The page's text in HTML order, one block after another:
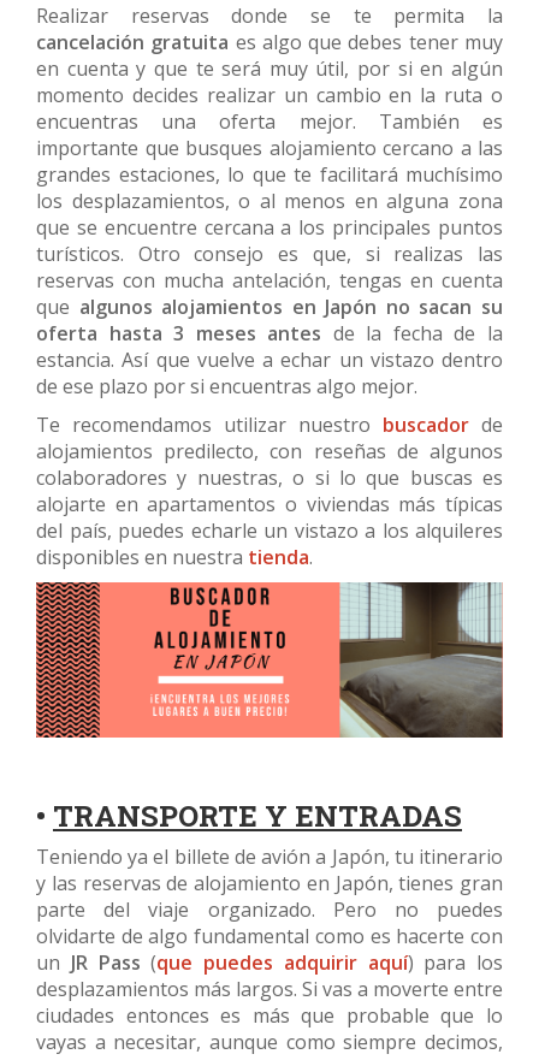
Realizar reservas donde se te permita la
cancelación gratuita es algo que debes tener muy
en cuenta y que te será muy útil, por si en algún
momento decides realizar un cambio en la ruta o
encuentras una oferta mejor. También es
importante que busques alojamiento cercano a las
grandes estaciones, lo que te facilitará muchísimo
los desplazamientos, o al menos en alguna zona
que se encuentre cercana a los principales puntos
turísticos. Otro consejo es que, si realizas las
reservas con mucha antelación, tengas en cuenta
que algunos alojamientos en Japón no sacan su
oferta hasta 3 meses antes de la fecha de la
estancia. Así que vuelve a echar un vistazo dentro
de ese plazo por si encuentras algo mejor.
Te recomendamos utilizar nuestro buscador de
alojamientos predilecto, con reseñas de algunos
colaboradores y nuestras, o si lo que buscas es
alojarte en apartamentos o viviendas más típicas
del país, puedes echarle un vistazo a los alquileres
disponibles en nuestra tienda.
• TRANSPORTE Y ENTRADAS
Teniendo ya el billete de avión a Japón, tu itinerario
y las reservas de alojamiento en Japón, tienes gran
parte del viaje organizado. Pero no puedes
olvidarte de algo fundamental como es hacerte con
un JR Pass(que puedes adquirir aquí) para los
desplazamientos más largos. Si vas a moverte entre
ciudades entonces es más que probable que lo
vayas a necesitar, aunque como siempre decimos,